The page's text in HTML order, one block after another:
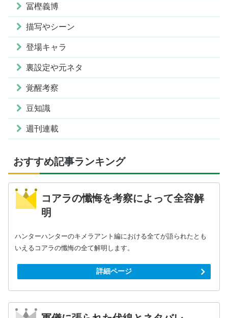
冨樫義博
描写やシーン
登場キャラ
裏設定や元ネタ
覚醒考察
豆知識
週刊連載
おすすめ記事ランキング
コアラの懺悔を考察によって全容解
明
ハンターハンターのキメラアント編における全てが語られたとも
いえるコアラの懺悔の全て解明します。
詳細ページ